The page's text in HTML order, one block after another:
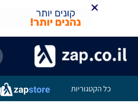
כל הקטגוריות